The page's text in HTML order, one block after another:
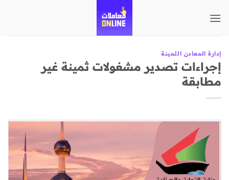
للمحتوى
إدارة المعادن الثمينة
إجراءات تصدير مشغولات ثمينة غير
مطابقة